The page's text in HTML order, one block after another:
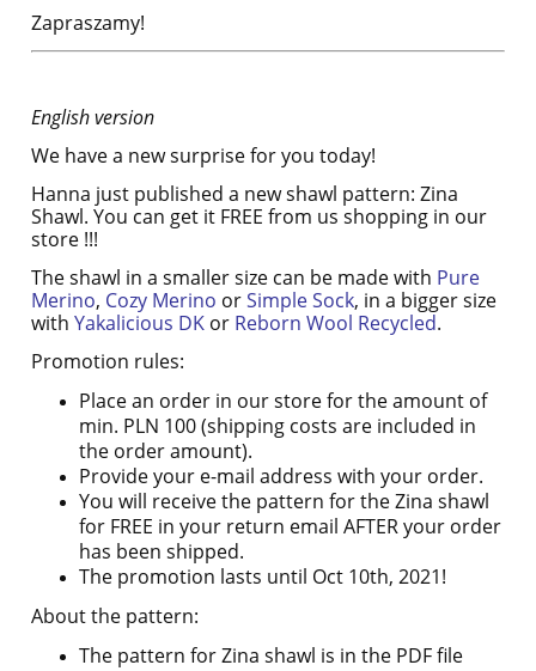
Zapraszamy!
English version
We have a new surprise for you today!
Hanna just published a new shawl pattern: Zina
Shawl. You can get it FREE from us shopping in our
store !!!
The shawl in a smaller size can be made with Pure
Merino, Cozy Merino orSimple Sock, in a bigger size
with Yakalicious DK or Reborn Wool Recycled.
Promotion rules:
Place an order in our store for the amount of
min. PLN 100 (shipping costs are included in
the order amount).
Provide your e-mail address with your order.
You will receive the pattern for the Zina shawl
for FREE in your return email AFTER your order
has been shipped.
The promotion lasts until Oct 10th, 2021!
About the pattern:
The pattern for Zina shawl is in the PDF file